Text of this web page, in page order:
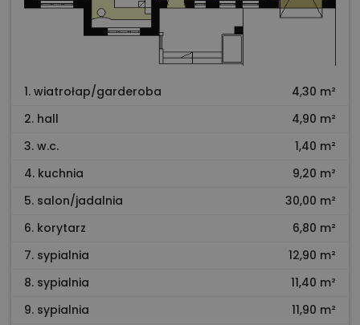
1. wiatrołap/garderoba
4,30 m²
2. hall
4,90 m²
3. w.c.
1,40 m²
4. kuchnia
9,20 m²
5. salon/jadalnia
30,00 m²
6. korytarz
6,80 m²
7. sypialnia
12,90 m²
8. sypialnia
11,40 m²
9. sypialnia
11,90 m²